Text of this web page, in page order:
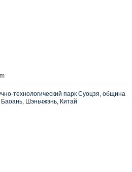
технологический парк Суоцзя, община
Шэньчжэнь, Китай